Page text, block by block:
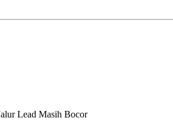
Lead Masih Bocor